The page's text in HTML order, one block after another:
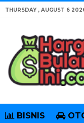
THURSDAY , AUGUST 6
BISNIS